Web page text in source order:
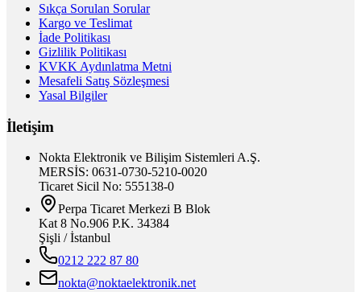
Sıkça Sorulan Sorular
Kargo ve Teslimat
İade Politikası
Gizlilik Politikası
KVKK Aydınlatma Metni
Mesafeli Satış Sözleşmesi
Yasal Bilgiler
İletişim
Nokta Elektronik ve Bilişim Sistemleri A.Ş.
MERSİS: 0631-0730-5210-0020
Ticaret Sicil No: 555138-0
Perpa Ticaret Merkezi B Blok
Kat 8 No.906 P.K. 34384
Şişli / İstanbul
0212 222 87 80
nokta@noktaelektronik.net